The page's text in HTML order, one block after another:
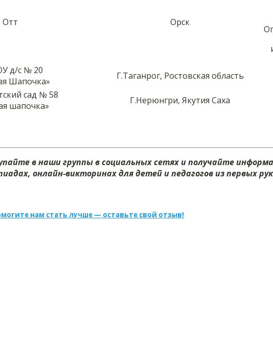
Отт Орск
д/с № 20
Шапочка»
Г.Таганрог, Ростовская область
сад № 58
шапочка»
Г.Нерюнгри, Якутия Саха
в наши группы в социальных сетях и получайте
онлайн-викторинах для детей и педагогов из первых
нам стать лучше — оставьте свой отзыв!